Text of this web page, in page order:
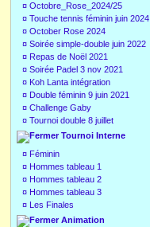
¤ Octobre_Rose_2024/25
¤ Touche tennis féminin juin 2024
¤ October Rose 2024
¤ Soirée simple-double juin 2022
¤ Repas de Noël 2021
¤ Soirée Padel 3 nov 2021
¤ Koh Lanta intégration
¤ Double féminin 9 juin 2021
¤ Challenge Gaby
¤ Tournoi double 8 juillet
Tournoi Interne
¤ Féminin
¤ Hommes tableau 1
¤ Hommes tableau 2
¤ Hommes tableau 3
¤ Les Finales
Animation